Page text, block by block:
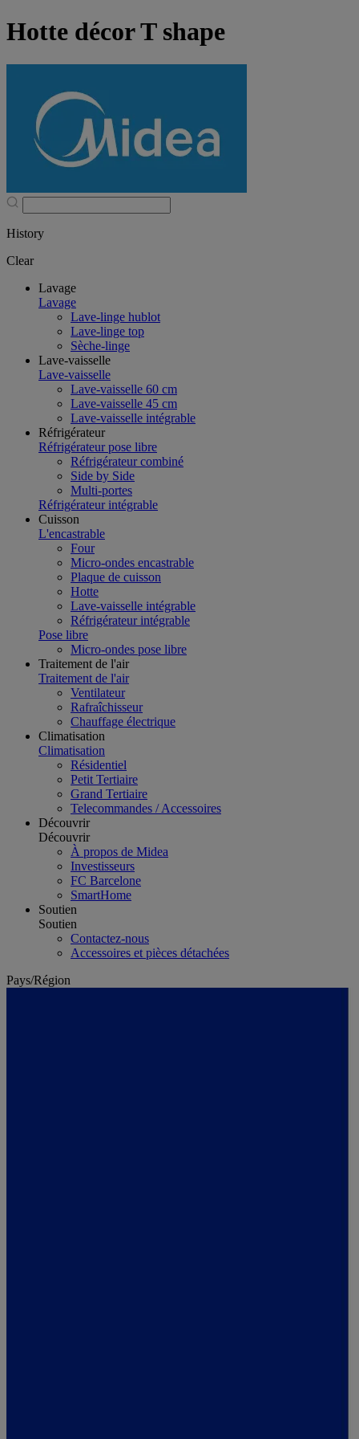
Hotte décor T shape
History
Clear
Lavage
Lavage
Lave-linge hublot
Lave-linge top
Sèche-linge
Lave-vaisselle
Lave-vaisselle
Lave-vaisselle 60 cm
Lave-vaisselle 45 cm
Lave-vaisselle intégrable
Réfrigérateur
Réfrigérateur pose libre
Réfrigérateur combiné
Side by Side
Multi-portes
Réfrigérateur intégrable
Cuisson
L'encastrable
Four
Micro-ondes encastrable
Plaque de cuisson
Hotte
Lave-vaisselle intégrable
Réfrigérateur intégrable
Pose libre
Micro-ondes pose libre
Traitement de l'air
Traitement de l'air
Ventilateur
Rafraîchisseur
Chauffage électrique
Climatisation
Climatisation
Résidentiel
Petit Tertiaire
Grand Tertiaire
Telecommandes / Accessoires
Découvrir
Découvrir
À propos de Midea
Investisseurs
FC Barcelone
SmartHome
Soutien
Soutien
Contactez-nous
Accessoires et pièces détachées
Pays/Région